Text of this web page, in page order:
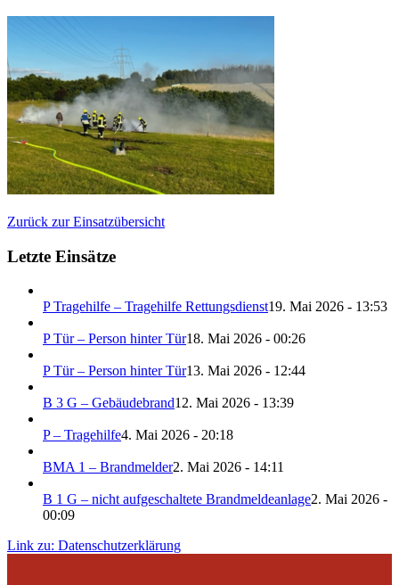
Zurück zur Einsatzübersicht
Letzte Einsätze
P Tragehilfe – Tragehilfe Rettungsdienst19. Mai 2026 - 13:53
P Tür – Person hinter Tür18. Mai 2026 - 00:26
P Tür – Person hinter Tür13. Mai 2026 - 12:44
B 3 G – Gebäudebrand12. Mai 2026 - 13:39
P – Tragehilfe4. Mai 2026 - 20:18
BMA 1 – Brandmelder2. Mai 2026 - 14:11
B 1 G – nicht aufgeschaltete Brandmeldeanlage2. Mai 2026 -
00:09
Link zu: Datenschutzerklärung